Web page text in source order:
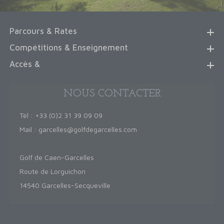
Parcours & Rates
Compétitions & Enseignement
Accès &
NOUS CONTACTER
Tél : +33 (0)2 31 39 09 09
Mail : garcelles@golfdegarcelles.com
Golf de Caen-Garcelles
Route de Lorguichon
14540 Garcelles-Secqueville